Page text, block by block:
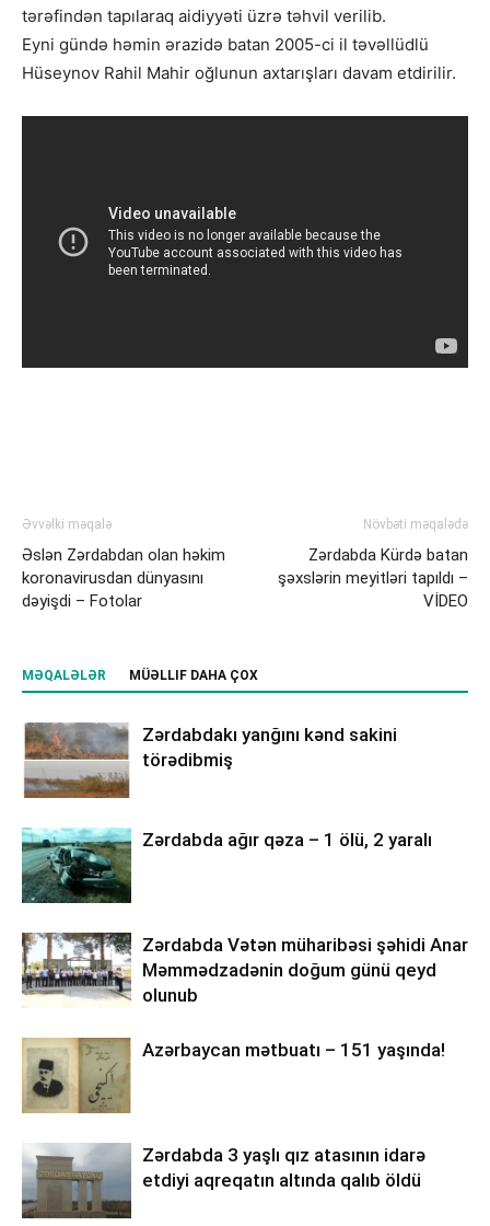
tərəfindən tapılaraq aidiyyəti üzrə təhvil verilib.
Eyni gündə həmin ərazidə batan 2005-ci il təvəllüdlü
Hüseynov Rahil Mahir oğlunun axtarışları davam etdirilir.
Əvvəlki məqalə
Əslən Zərdabdan olan həkim
koronavirusdan dünyasını
dəyişdi – Fotolar
Növbəti məqalədə
Zərdabda Kürdə batan
şəxslərin meyitləri tapıldı –
VİDEO
MƏQALƏLƏR MÜƏLLIF DAHA ÇOX
Zərdabdakı yanğını kənd sakini
törədibmiş
Zərdabda ağır qəza – 1 ölü, 2 yaralı
Zərdabda Vətən müharibəsi şəhidi Anar
Məmmədzadənin doğum günü qeyd
olunub
Azərbaycan mətbuatı – 151 yaşında!
Zərdabda 3 yaşlı qız atasının idarə
etdiyi aqreqatın altında qalıb öldü